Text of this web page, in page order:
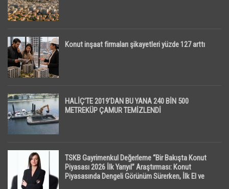
Konut inşaat firmaları şikayetleri yüzde 127 arttı
HALİÇ’TE 2019’DAN BU YANA 240 BİN 500
METREKÜP ÇAMUR TEMİZLENDİ
TSKB Gayrimenkul Değerleme “Bir Bakışta Konut
Piyasası 2026 İlk Yarıyıl” Araştırması: Konut
Piyasasında Dengeli Görünüm Sürerken, İlk El ve